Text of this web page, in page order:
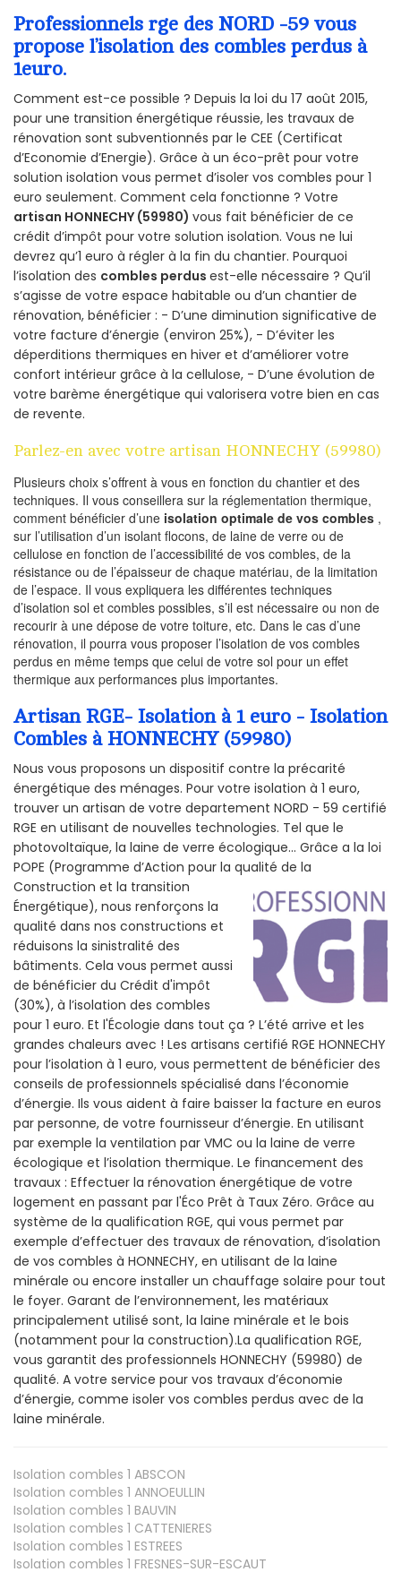
Professionnels rge des NORD -59 vous
propose l’isolation des combles perdus à
1euro.
Comment est-ce possible ? Depuis la loi du 17 août 2015,
pour une transition énergétique réussie, les travaux de
rénovation sont subventionnés par le CEE (Certificat
d’Economie d’Energie). Grâce à un éco-prêt pour votre
solution isolation vous permet d’isoler vos combles pour 1
euro seulement. Comment cela fonctionne ? Votre
artisan HONNECHY (59980) vous fait bénéficier de ce
crédit d’impôt pour votre solution isolation. Vous ne lui
devrez qu’1 euro à régler à la fin du chantier. Pourquoi
l’isolation des combles perdus est-elle nécessaire ? Qu’il
s’agisse de votre espace habitable ou d’un chantier de
rénovation, bénéficier : - D’une diminution significative de
votre facture d’énergie (environ 25%), - D’éviter les
déperditions thermiques en hiver et d’améliorer votre
confort intérieur grâce à la cellulose, - D’une évolution de
votre barème énergétique qui valorisera votre bien en cas
de revente.
Parlez-en avec votre artisan HONNECHY (59980)
Plusieurs choix s’offrent à vous en fonction du chantier et des
techniques. Il vous conseillera sur la réglementation thermique,
comment bénéficier d’une isolation optimale de vos combles ,
sur l’utilisation d’un isolant flocons, de laine de verre ou de
cellulose en fonction de l’accessibilité de vos combles, de la
résistance ou de l’épaisseur de chaque matériau, de la limitation
de l’espace. Il vous expliquera les différentes techniques
d’isolation sol et combles possibles, s’il est nécessaire ou non de
recourir à une dépose de votre toiture, etc. Dans le cas d’une
rénovation, il pourra vous proposer l’isolation de vos combles
perdus en même temps que celui de votre sol pour un effet
thermique aux performances plus importantes.
Artisan RGE- Isolation à 1 euro - Isolation
Combles à HONNECHY (59980)
Nous vous proposons un dispositif contre la précarité
énergétique des ménages. Pour votre isolation à 1 euro,
trouver un artisan de votre departement NORD - 59 certifié
RGE en utilisant de nouvelles technologies. Tel que le
photovoltaïque, la laine de verre écologique... Grâce a la loi
POPE (Programme d’Action pour la qualité de la
Construction et la transition
Énergétique), nous renforçons la
qualité dans nos constructions et
réduisons la sinistralité des
bâtiments. Cela vous permet aussi
de bénéficier du Crédit d'impôt
(30%), à l’isolation des combles
pour 1 euro. Et l'Écologie dans tout ça ? L’été arrive et les
grandes chaleurs avec ! Les artisans certifié RGE HONNECHY
pour l’isolation à 1 euro, vous permettent de bénéficier des
conseils de professionnels spécialisé dans l’économie
d’énergie. Ils vous aident à faire baisser la facture en euros
par personne, de votre fournisseur d’énergie. En utilisant
par exemple la ventilation par VMC ou la laine de verre
écologique et l’isolation thermique. Le financement des
travaux : Effectuer la rénovation énergétique de votre
logement en passant par l'Éco Prêt à Taux Zéro. Grâce au
système de la qualification RGE, qui vous permet par
exemple d’effectuer des travaux de rénovation, d’isolation
de vos combles à HONNECHY, en utilisant de la laine
minérale ou encore installer un chauffage solaire pour tout
le foyer. Garant de l’environnement, les matériaux
principalement utilisé sont, la laine minérale et le bois
(notamment pour la construction).La qualification RGE,
vous garantit des professionnels HONNECHY (59980) de
qualité. A votre service pour vos travaux d’économie
d’énergie, comme isoler vos combles perdus avec de la
laine minérale.
Isolation combles 1 ABSCON
Isolation combles 1 ANNOEULLIN
Isolation combles 1 BAUVIN
Isolation combles 1 CATTENIERES
Isolation combles 1 ESTREES
Isolation combles 1 FRESNES-SUR-ESCAUT